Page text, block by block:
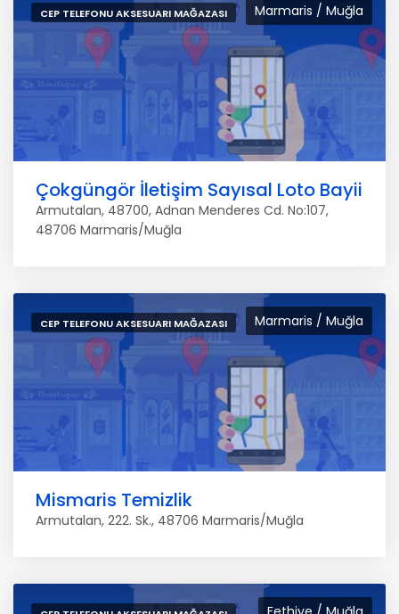
Marmaris / Muğla
CEP TELEFONU AKSESUARI MAĞAZASI
Çokgüngör İletişim Sayısal Loto Bayii
Armutalan, 48700, Adnan Menderes Cd. No:107,
48706 Marmaris/Muğla
Marmaris / Muğla
CEP TELEFONU AKSESUARI MAĞAZASI
Mismaris Temizlik
Armutalan, 222. Sk., 48706 Marmaris/Muğla